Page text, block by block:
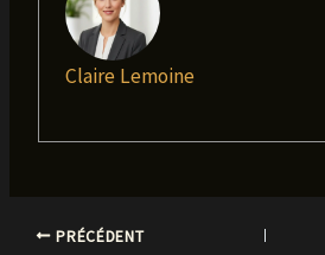
Claire Lemoine
PRÉCÉDENT